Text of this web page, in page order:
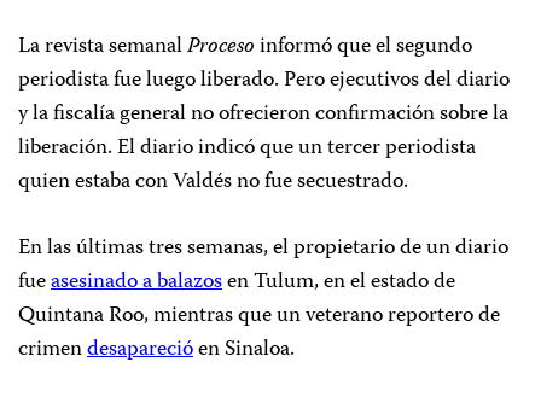
La revista semanalProcesoinformó que el segundo
periodista fue luego liberado. Pero ejecutivos del diario
y la fiscalía general no ofrecieron confirmación sobre la
liberación. El diario indicó que un tercer periodista
quien estaba con Valdés no fue secuestrado.
En las últimas tres semanas, el propietario de un diario
fueasesinado a balazosen Tulum, en el estado de
Quintana Roo, mientras que un veterano reportero de
crimendesaparecióen Sinaloa.